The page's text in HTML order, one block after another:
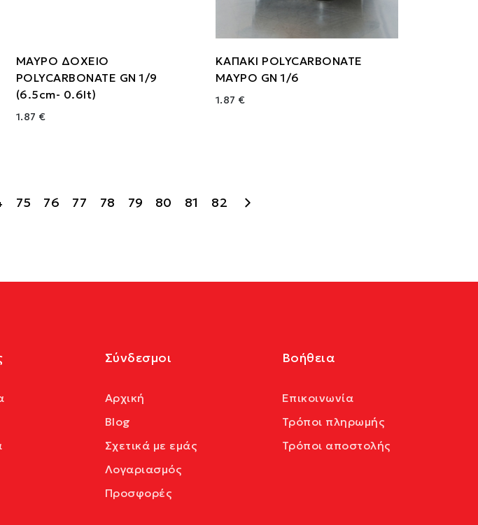
ΜΑΥΡΟ ΔΟΧΕΙΟ
POLYCARBONATE GN 1/9
(6.5cm- 0.6lt)
1.87 €
ΚΑΠΑΚΙ POLYCARBONATE
ΜΑΥΡΟ GN 1/6
1.87 €
75 76 77 78 79 80 81 82
Σύνδεσμοι
Αρχική
Blog
Σχετικά με εμάς
Λογαριασμός
Προσφορές
Βοήθεια
Επικοινωνία
Τρόποι πληρωμής
Τρόποι αποστολής